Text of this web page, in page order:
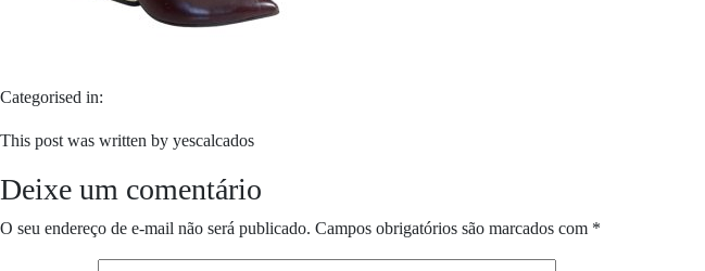
Categorised in:
This post was written by yescalcados
Deixe um comentário
O seu endereço de e-mail não será publicado. Campos obrigatórios são marcados com *